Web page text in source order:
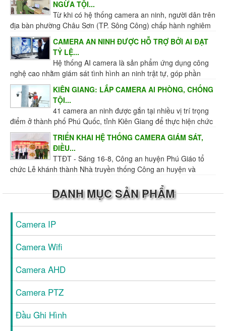
NGỪA TỘI...
Từ khi có hệ thống camera an ninh, người dân trên
địa bàn phường Châu Sơn (TP. Sông Công) chấp hành nghiêm
túc hơn Luật Giao thông đường bộ, giữ gìn...
CAMERA AN NINH ĐƯỢC HỖ TRỢ BỞI AI ĐẠT
TỶ LỆ...
Hệ thống AI camera là sản phẩm ứng dụng công
nghệ cao nhằm giám sát tình hình an ninh trật tự, góp phần
không nhỏ trong công tác ngăn chặn, đẩy lùi...
KIÊN GIANG: LẮP CAMERA AI PHÒNG, CHỐNG
TỘI...
41 camera an ninh được gắn tại nhiều vị trí trọng
điểm ở thành phố Phú Quốc, tỉnh Kiên Giang để thực hiện chức
năng giám sát tình hình an ninh trật tự...
TRIỂN KHAI HỆ THỐNG CAMERA GIÁM SÁT,
ĐIỀU...
TTĐT - Sáng 16-8, Công an huyện Phú Giáo tổ
chức Lễ khánh thành Nhà truyền thống Công an huyện và
DANH MỤC SẢN PHẨM
Camera IP
Camera Wifi
Camera AHD
Camera PTZ
Đầu Ghi Hình